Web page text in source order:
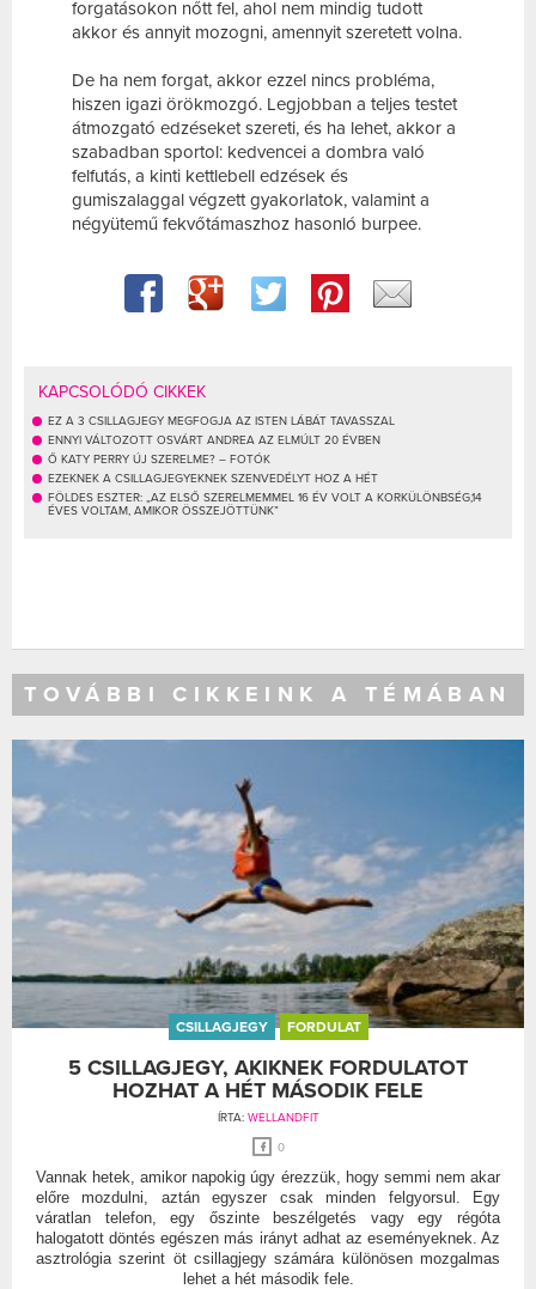
forgatásokon nőtt fel, ahol nem mindig tudott
akkor és annyit mozogni, amennyit szeretett volna.
De ha nem forgat, akkor ezzel nincs probléma,
hiszen igazi örökmozgó. Legjobban a teljes testet
átmozgató edzéseket szereti, és ha lehet, akkor a
szabadban sportol: kedvencei a dombra való
felfutás, a kinti kettlebell edzések és
gumiszalaggal végzett gyakorlatok, valamint a
négyütemű fekvőtámaszhoz hasonló burpee.
KAPCSOLÓDÓ CIKKEK
EZ A 3 CSILLAGJEGY MEGFOGJA AZ ISTEN LÁBÁT TAVASSZAL
ENNYI VÁLTOZOTT OSVÁRT ANDREA AZ ELMÚLT 20 ÉVBEN
Ő KATY PERRY ÚJ SZERELME? – FOTÓK
EZEKNEK A CSILLAGJEGYEKNEK SZENVEDÉLYT HOZ A HÉT
FÖLDES ESZTER: „AZ ELSŐ SZERELMEMMEL 16 ÉV VOLT A KORKÜLÖNBSÉG,14
ÉVES VOLTAM, AMIKOR ÖSSZEJÖTTÜNK”
TOVÁBBI CIKKEINK A TÉMÁBAN
CSILLAGJEGY FORDULAT
5 CSILLAGJEGY, AKIKNEK FORDULATOT
HOZHAT A HÉT MÁSODIK FELE
ÍRTA: WELLANDFIT
0
Vannak hetek, amikor napokig úgy érezzük, hogy semmi nem akar
előre mozdulni, aztán egyszer csak minden felgyorsul. Egy
váratlan telefon, egy őszinte beszélgetés vagy egy régóta
halogatott döntés egészen más irányt adhat az eseményeknek. Az
asztrológia szerint öt csillagjegy számára különösen mozgalmas
lehet a hét második fele.